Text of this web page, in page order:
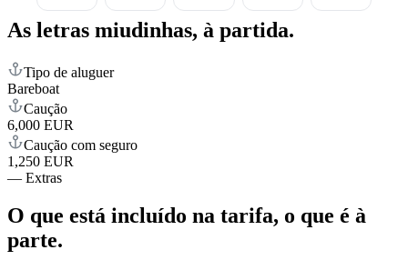
As letras miudinhas, à partida.
Tipo de aluguer
Bareboat
Caução
6,000 EUR
Caução com seguro
1,250 EUR
— Extras
O que está incluído na tarifa, o que é à
parte.